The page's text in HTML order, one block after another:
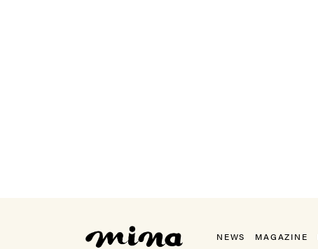
NEWS MAGAZINE